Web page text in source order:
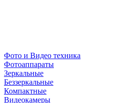
Фото и Видео техника
Фотоаппараты
Зеркальные
Беззеркальные
Компактные
Видеокамеры